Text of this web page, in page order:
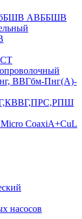
АВББШВ
ВВГбм-Пнг(А)-
CoaxiA+CuL
насосов